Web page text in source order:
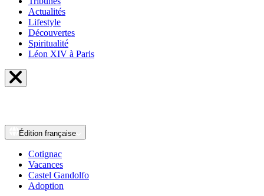
Actualités
Lifestyle
Découvertes
Spiritualité
Léon XIV à Paris
Édition française
Cotignac
Vacances
Castel Gandolfo
Adoption